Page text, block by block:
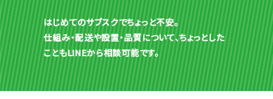
はじめてのサブスクでちょっと不安。
仕組み・配送や設置・品質について、ちょっとした
こともLINEから相談可能です。